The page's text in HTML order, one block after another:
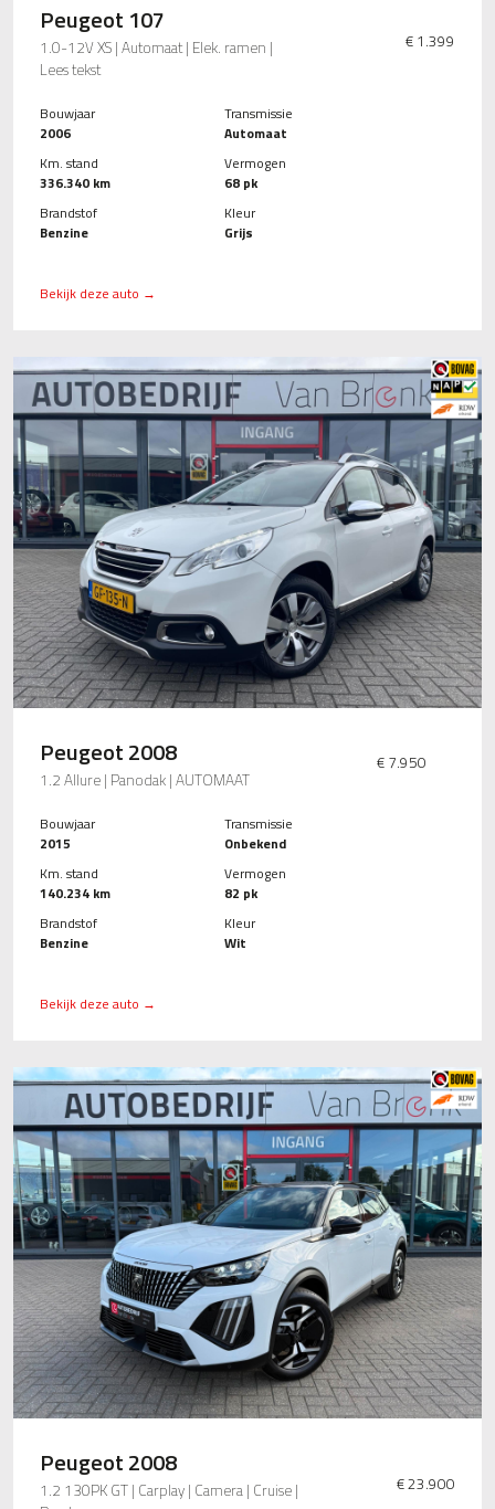
Peugeot 107
1.0-12V XS | Automaat | Elek. ramen |
Lees tekst
€ 1.399
Bouwjaar
2006
Km. stand
336.340 km
Brandstof
Benzine
Transmissie
Automaat
Vermogen
68 pk
Kleur
Grijs
Bekijk deze auto →
Peugeot 2008
1.2 Allure | Panodak | AUTOMAAT
€ 7.950
Bouwjaar
2015
Km. stand
140.234 km
Brandstof
Benzine
Transmissie
Onbekend
Vermogen
82 pk
Kleur
Wit
Bekijk deze auto →
Peugeot 2008
1.2 130PK GT | Carplay | Camera | Cruise |
€ 23.900